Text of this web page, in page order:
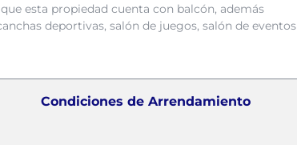
esta propiedad cuenta con balcón, además
deportivas, salón de juegos, salón de eventos
Condiciones de Arrendamiento